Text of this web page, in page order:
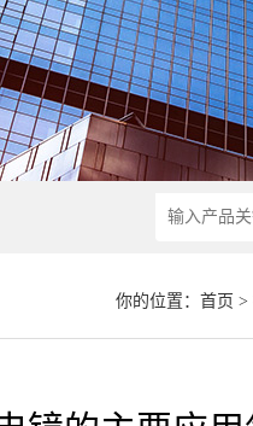
你的位置： 首页 >